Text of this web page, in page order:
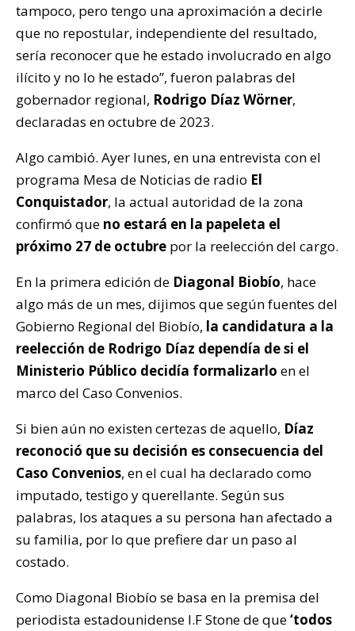
tampoco, pero tengo una aproximación a decirle
que no repostular, independiente del resultado,
sería reconocer que he estado involucrado en algo
ilícito y no lo he estado”, fueron palabras del
gobernador regional, Rodrigo Díaz Wörner,
declaradas en octubre de 2023.
Algo cambió. Ayer lunes, en una entrevista con el
programa Mesa de Noticias de radio El
Conquistador, la actual autoridad de la zona
confirmó que no estará en la papeleta el
próximo 27 de octubre por la reelección del cargo.
En la primera edición de Diagonal Biobío, hace
algo más de un mes, dijimos que según fuentes del
Gobierno Regional del Biobío, la candidatura a la
reelección de Rodrigo Díaz dependía de si el
Ministerio Público decidía formalizarlo en el
marco del Caso Convenios.
Si bien aún no existen certezas de aquello, Díaz
reconoció que su decisión es consecuencia del
Caso Convenios, en el cual ha declarado como
imputado, testigo y querellante. Según sus
palabras, los ataques a su persona han afectado a
su familia, por lo que prefiere dar un paso al
costado.
Como Diagonal Biobío se basa en la premisa del
periodista estadounidense I.F Stone de que‘todos